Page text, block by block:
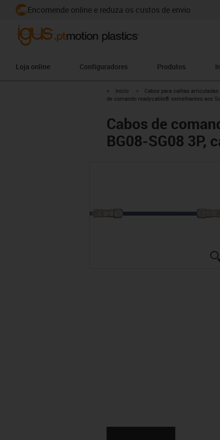
Encomende online e reduza os custos de envio
Loja online Configuradores Produtos
igus-icon-arrow-right
Início igus-icon-arrow-right
Cabos para calhas articuladas
de comando readycable® semelhantes aos
Cabos de
BG08-SG08 3P,